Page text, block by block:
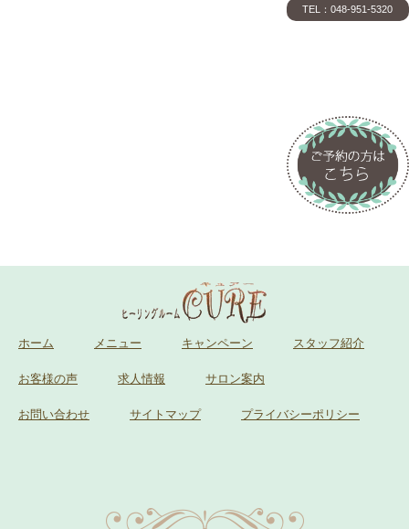
TEL：048-951-5320
ホーム メニュー キャンペーン スタッフ紹介
お客様の声 求人情報 サロン案内
お問い合わせ サイトマップ プライバシーポリシー